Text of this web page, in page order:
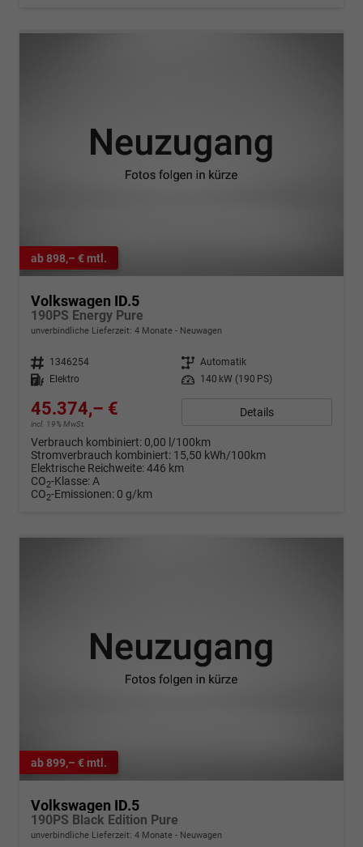
ab 898,– € mtl.
Volkswagen ID.5
190PS Energy Pure
unverbindliche Lieferzeit: 4 Monate Neuwagen
Fahrzeugnr. 1346254 Getriebe Automatik
Kraftstoff
Elektro Leistung 140 kW (190 PS)
45.374,– €
incl. 19% MwSt.
Details
Verbrauch kombiniert: 0,00 l/100km
Stromverbrauch kombiniert: 15,50 kWh/100km
Elektrische Reichweite:446 km
CO2-Klasse:A
CO2-Emissionen: 0 g/km
ab 899,– € mtl.
Volkswagen ID.5
190PS Black Edition Pure
unverbindliche Lieferzeit: 4 Monate Neuwagen